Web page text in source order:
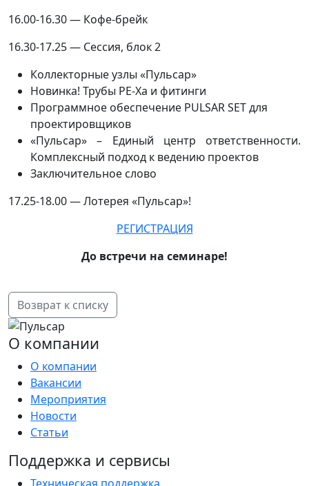
16.00-16.30 — Кофе-брейк
16.30-17.25 — Сессия, блок 2
Коллекторные узлы «Пульсар»
Новинка! Трубы PE-Xa и фитинги
Программное обеспечение PULSAR SET для
проектировщиков
«Пульсар» – Единый центр ответственности.
Комплексный подход к ведению проектов
Заключительное слово
17.25-18.00 — Лотерея «Пульсар»!
РЕГИСТРАЦИЯ
До встречи на семинаре!
Возврат к списку
О компании
О компании
Вакансии
Мероприятия
Новости
Статьи
Поддержка и сервисы